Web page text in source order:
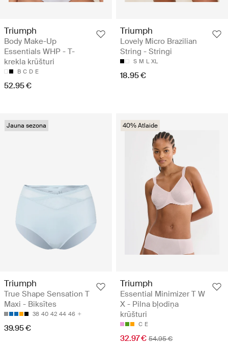
Triumph
Body Make-Up
Essentials WHP - T-
krekla krūšturi
B C D E
52.95 €
Triumph
Lovely Micro Brazilian
String - Stringi
S M L XL
18.95 €
Jauna sezona
Triumph
True Shape Sensation T
Maxi - Biksītes
38 40 42 44 46
39.95 €
40% Atlaide
Triumph
Essential Minimizer T W
X - Pilna bļodiņa
krūšturi
C E
32.97 € 54.95 €